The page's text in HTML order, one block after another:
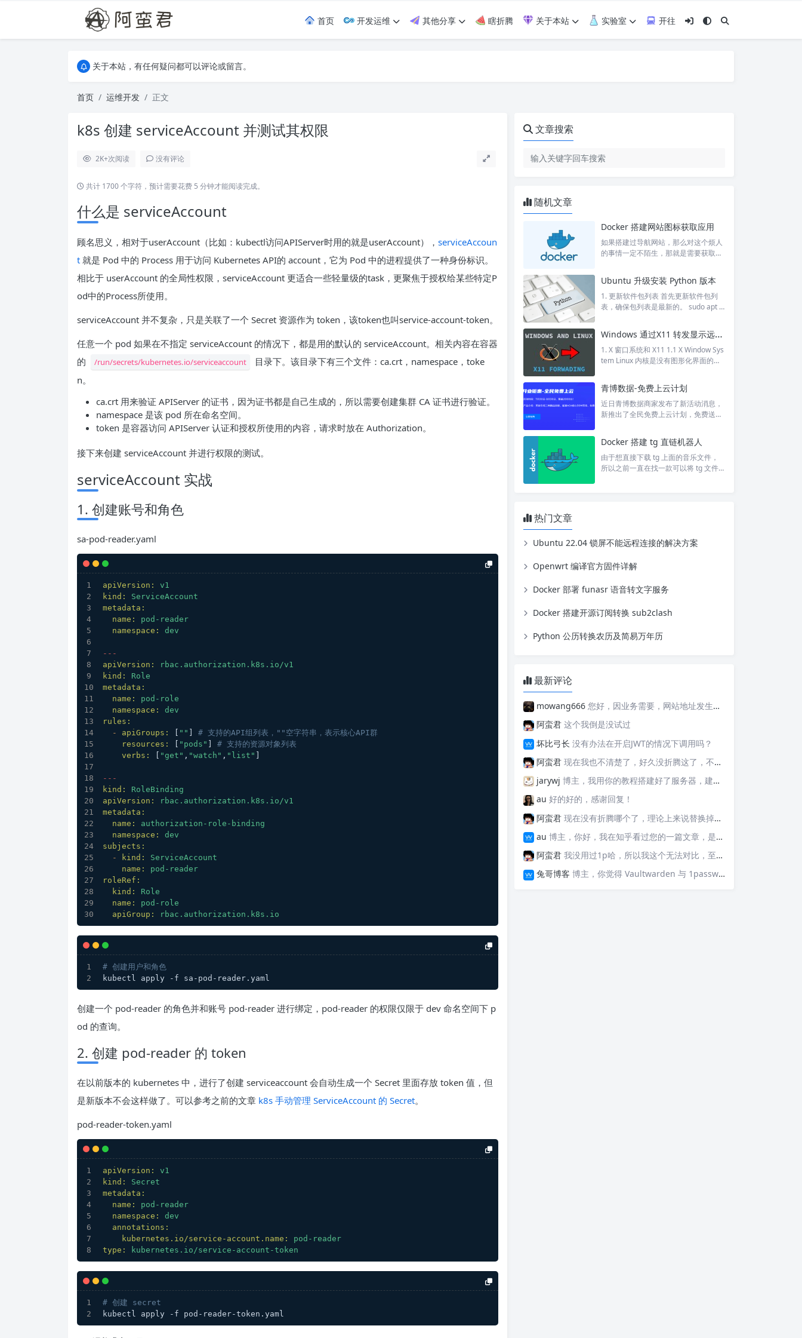
首页 开发运维 其他分享 瞎折腾 关于本站 实验室
开往
关于本站，有任何疑问都可以评论或留言。
关于本站，有任何疑问都可以评论或留言。
首页
运维开发 正文
k8s 创建 serviceAccount 并测试其权限
2K+次阅读 没有评论
共计 1700 个字符，预计需要花费 5 分钟才能阅读完成。
什么是 serviceAccount
顾名思义，相对于userAccount（比如：kubectl访问APIServer时用的就是userAccount）， serviceAccoun
t 就是 Pod 中的 Process 用于访问 Kubernetes API的 account，它为 Pod 中的进程提供了一种身份标识。
相比于 userAccount 的全局性权限，serviceAccount 更适合一些轻量级的task，更聚焦于授权给某些特定P
od中的Process所使用。
serviceAccount 并不复杂，只是关联了一个 Secret 资源作为 token，该token也叫service-account-token。
任意一个 pod 如果在不指定 serviceAccount 的情况下，都是用的默认的 serviceAccount。相关内容在容器
的
/run/secrets/kubernetes.io/serviceaccount
目录下。该目录下有三个文件：ca.crt，namespace，toke
n。
ca.crt 用来验证 APIServer 的证书，因为证书都是自己生成的，所以需要创建集群 CA 证书进行验证。
namespace 是该 pod 所在命名空间。
token 是容器访问 APIServer 认证和授权所使用的内容，请求时放在 Authorization。
接下来创建 serviceAccount 并进行权限的测试。
serviceAccount 实战
1. 创建账号和角色
sa-pod-reader.yaml
apiVersion:
v1
kind:
ServiceAccount
metadata:
name:
pod-reader
namespace:
dev
---
apiVersion:
rbac.authorization.k8s.io/v1
kind:
Role
metadata:
name:
pod-role
namespace:
dev
rules:
-
apiGroups: ""
# 支持的API组列表，""空字符串，表示核心API群
resources:
"pods"
# 支持的资源对象列表
verbs:
"get" , "watch" , "list"
---
kind:
RoleBinding
apiVersion:
rbac.authorization.k8s.io/v1
metadata:
name:
authorization-role-binding
namespace:
dev
subjects:
-
kind:
ServiceAccount
name:
pod-reader
roleRef:
kind:
Role
name:
pod-role
apiGroup:
rbac.authorization.k8s.io
# 创建用户和角色
kubectl apply -f sa-pod-reader.yaml
创建一个 pod-reader 的角色并和账号 pod-reader 进行绑定，pod-reader 的权限仅限于 dev 命名空间下 p
od 的查询。
2. 创建 pod-reader 的 token
在以前版本的 kubernetes 中，进行了创建 serviceaccount 会自动生成一个 Secret 里面存放 token 值，但
是新版本不会这样做了。可以参考之前的文章 k8s 手动管理 ServiceAccount 的 Secret。
pod-reader-token.yaml
apiVersion:
v1
kind:
Secret
metadata:
name:
pod-reader
namespace:
dev
annotations:
kubernetes.io/service-account.name:
pod-reader
type:
kubernetes.io/service-account-token
# 创建 secret
kubectl apply -f pod-reader-token.yaml
文章搜索
随机文章
Docker 搭建网站图标获取应用
如果搭建过导航网站，那么对这个烦人
的事情一定不陌生，那就是需要获取目
定位。 而我搭建的 onenav，使用官方
获取网站图标的 api，大部分都不能获
取到。 直到看见了 favicon-downloade
r 这个开源的应用，发现获取图标的成
现了一些问题，还在 github 上提了几
个 issue，成功让作者把版本 0.2.5.rc ...
Ubuntu 升级安装 Python 版本
1. 更新软件包列表 首先更新软件包列
表，确保包列表是最新的。 sudo apt u
-properties-common 是一个在 Ubunt
u 和其他基于 Debian 的 Linux 发行版
中用于管理第三方软件源（PPA，即个
人软件包存档）的软件包。它提供了一
加、删除和更新 PPA。 sudo apt in...
Windows 通过X11 转发显示远程 Linux 上的图形界面
1. X 窗口系统和 X11 1.1 X Window Sys
tem Linux 内核是没有图形化界面的，L
ME、KDE 等桌面环境，它们实际上是
构建在 Linux 内核之上的软件，可以看
作是 Linux 系统下运行的应用程序。 Li
nux 的图形界面需要 X Window System
是一个网络透明、多...
青博数据-免费上云计划
近日青博数据商家发布了新活动消息，
新推出了全民免费上云计划，免费送出
自行选择，最高可选4核心4G内存30M
bps带宽，去程回程均为三网高端线
路，电信CN2GIA，联通CUPM9929，
移动CMIN2 58807，硬件方面CPU为E
Docker 搭建 tg 直链机器人
由于想直接下载 tg 上面的音乐文件，
所以之前一直在找一款可以将 tg 文件
-filestreambot:...
热门文章
Ubuntu 22.04 锁屏不能远程连接的解决方案
Openwrt 编译官方固件详解
Docker 部署 funasr 语音转文字服务
Docker 搭建开源订阅转换 sub2clash
Python 公历转换农历及简易万年历
最新评论
mowang666 您好，因业务需要，网站地址发生变更，信息如下： 网站名称: 新锐博客 网站地址: https://blog.xrbk.cn 网站图标: https://blog.xrbk.cn/favicon.png 网站描述: 记录学习与分享资源 RSS地址：https://blog.xrbk.cn/atom.xml 请您及时更新，给你带来的不便敬请谅解
阿蛮君 这个我倒是没试过
坏比弓长 没有办法在开启JWT的情况下调用吗？
阿蛮君 现在我也不清楚了，好久没折腾这了，不好意思哈，现在用的tailscale
jarywj 博主，我用你的教程搭建好了服务器，建好了网络，但是客户端在替换planet文件后，加入了网络，服务器上看不到这个加入的客户端，这是为什么呢？
au 好的好的，感谢回复！
阿蛮君 现在没有折腾哪个了，理论上来说替换掉那些api就可以检测，https://v6.ident.me, https://6.ipw.cn, https://v6.yinghualuo.cn/bejson，不过我没有试过不知道行不行。我现在是用ddns-go这款工具。动态解析域名，并且可以触发webhook给我发送邮件的
au 博主，你好，我在知乎看过您的一篇文章，是关于使用Docker部署容器监控公网IP变动并主动发送邮件的“https://zhuanlan.zhihu.com/p/568074329”这篇文章，我想问的是，这个可以监控IPv6的变化并发送邮件嘛？因为我现在测试了，它只能发送IPv4的，请问如果要添加IPv6的变化，我该如何操作呢？谢谢您！
阿蛮君 我没用过1p哈，所以我这个无法对比，至少Vaultwarden我用了一两年感觉还不错
兔哥博客 博主，你觉得 Vaultwarden 与 1password 比哪个好用？我个人一直在用付费版的 1password，但最近也想自建试试Vaultwarden，又担心用不惯。